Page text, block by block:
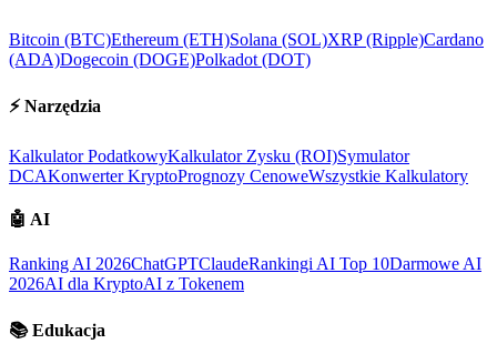
Bitcoin (BTC)Ethereum (ETH)Solana (SOL)XRP (Ripple)Cardano
(ADA)Dogecoin (DOGE)Polkadot (DOT)
⚡ Narzędzia
Kalkulator PodatkowyKalkulator Zysku (ROI)Symulator
DCAKonwerter KryptoPrognozy CenoweWszystkie Kalkulatory
🤖 AI
Ranking AI 2026ChatGPTClaudeRankingi AI Top 10Darmowe AI
2026AI dla KryptoAI z Tokenem
📚 Edukacja